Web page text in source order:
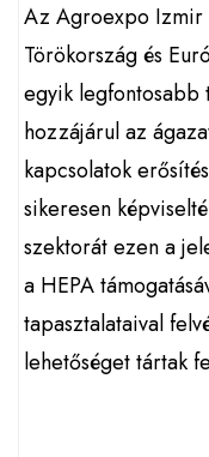
Az Agroexpo Izmir
Törökország és
egyik legfontosabb
hozzájárul az
kapcsolatok
sikeresen
szektorát ezen a
a HEPA
tapasztalataival
lehetőséget tártak